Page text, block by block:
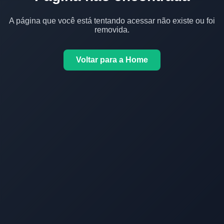
A página que você está tentando acessar não existe ou foi
removida.
Voltar para a Home